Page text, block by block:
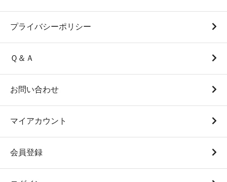
プライバシーポリシー
Ｑ＆Ａ
お問い合わせ
マイアカウント
会員登録